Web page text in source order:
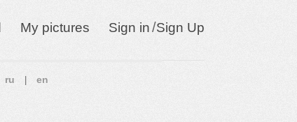
My pictures Sign in/Sign Up
ru en